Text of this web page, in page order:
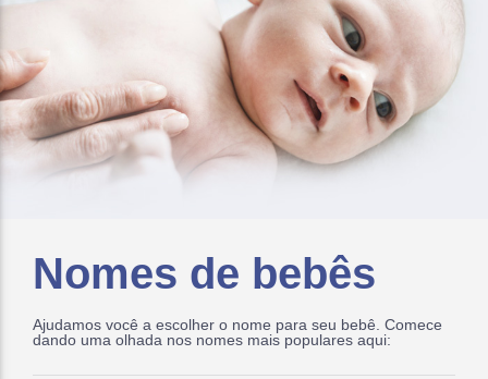
Nomes de bebês
Ajudamos você a escolher o nome para seu bebê. Comece
dando uma olhada nos nomes mais populares aqui: